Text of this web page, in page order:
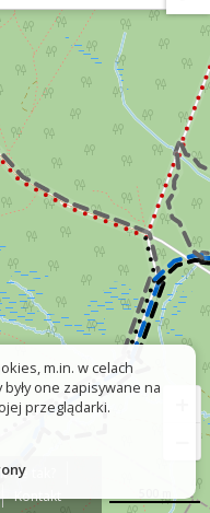
nie tak?
Kontakt
m.in. w celach
one zapisywane na
przeglądarki.